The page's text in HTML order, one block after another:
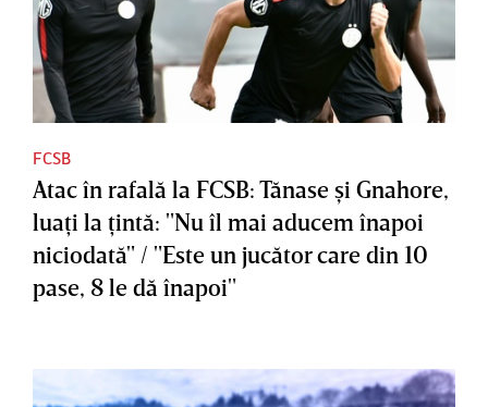
FCSB
Atac în rafală la FCSB: Tănase şi Gnahore,
luaţi la ţintă: "Nu îl mai aducem înapoi
niciodată" / "Este un jucător care din 10
pase, 8 le dă înapoi"